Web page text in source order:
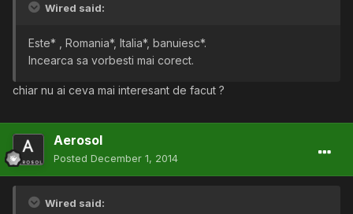
Wired said:
Este* , Romania*, Italia*, banuiesc*.
Incearca sa vorbesti mai corect.
chiar nu ai ceva mai interesant de facut ?
Aerosol
Posted December 1, 2014
Wired said: